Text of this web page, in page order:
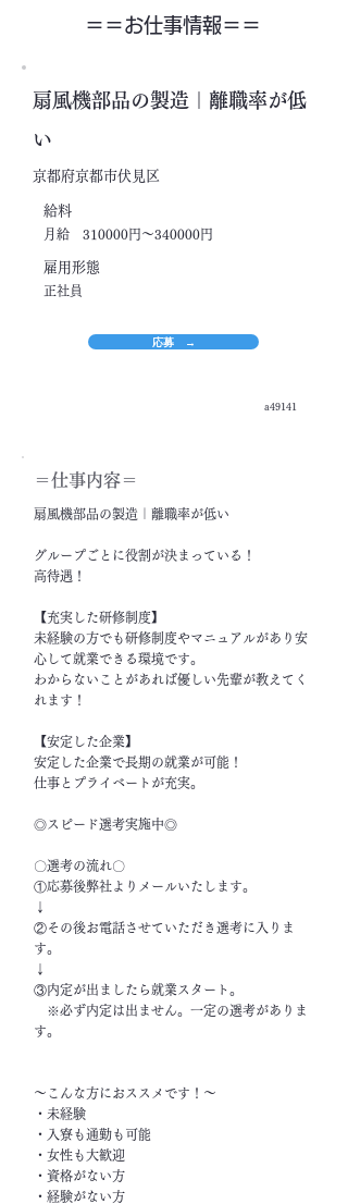
＝＝​お仕事情報＝＝
扇風機部品の製造｜離職率が低
い
京都府京都市伏見区
​給料
月給 310000円～340000円
​雇用形態
正社員
応募 →
a49141
＝​仕事内容＝
扇風機部品の製造｜離職率が低い
グループごとに役割が決まっている！
高待遇！
【充実した研修制度】
未経験の方でも研修制度やマニュアルがあり安
心して就業できる環境です。
わからないことがあれば優しい先輩が教えてく
れます！
【安定した企業】
安定した企業で長期の就業が可能！
仕事とプライベートが充実。
◎スピード選考実施中◎
〇選考の流れ〇
①応募後弊社よりメールいたします。
↓
②その後お電話させていただき選考に入りま
す。
↓
③内定が出ましたら就業スタート。
※必ず内定は出ません。一定の選考がありま
す。
～こんな方におススメです！～
・未経験
・入寮も通勤も可能
・女性も大歓迎
・資格がない方
・経験がない方